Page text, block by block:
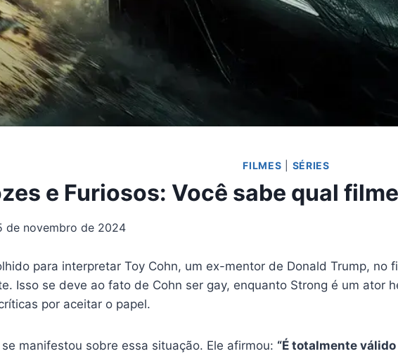
FILMES SÉRIES
e Furiosos: Você sabe qual
de novembro de 2024
para interpretar Toy Cohn, um ex-mentor de Donald Trump, no
Isso se deve ao fato de Cohn ser gay, enquanto Strong é um ator
por aceitar o papel.
manifestou sobre essa situação. Ele afirmou: “É totalmente